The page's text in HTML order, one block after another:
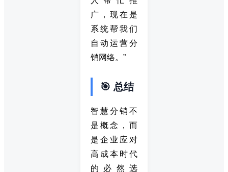
广，现在是
系统帮我们
自动运营分
销网络。”
🎯 总结
智慧分销不
是概念，而
是企业应对
高成本时代
的必然选